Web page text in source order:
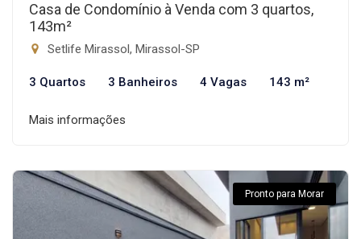
Casa de Condomínio à Venda com 3 quartos,
143m²
Setlife Mirassol, Mirassol-SP
3 Quartos 3 Banheiros 4 Vagas 143 m²
Mais informações
Pronto para Morar